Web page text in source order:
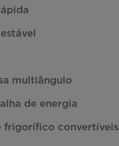
multiângulo
de energia
frigorífico convertíveis